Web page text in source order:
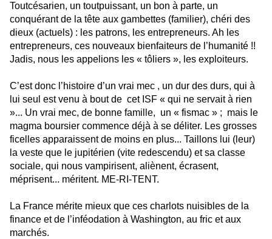
Toutcésarien, un toutpuissant, un bon à parte, un
conquérant de la tête aux gambettes (familier), chéri des
dieux (actuels) : les patrons, les entrepreneurs. Ah les
entrepreneurs, ces nouveaux bienfaiteurs de l’humanité !!
Jadis, nous les appelions les « tôliers », les exploiteurs.
C’est donc l’histoire d’un vrai mec , un dur des durs, qui à
lui seul est venu à bout de cet ISF « qui ne servait à rien
»... Un vrai mec, de bonne famille, un « fismac » ; mais le
magma boursier commence déjà à se déliter. Les grosses
ficelles apparaissent de moins en plus... Taillons lui (leur)
la veste que le jupitérien (vite redescendu) et sa classe
sociale, qui nous vampirisent, aliènent, écrasent,
méprisent... méritent. ME-RI-TENT.
La France mérite mieux que ces charlots nuisibles de la
finance et de l’inféodation à Washington, au fric et aux
marchés.